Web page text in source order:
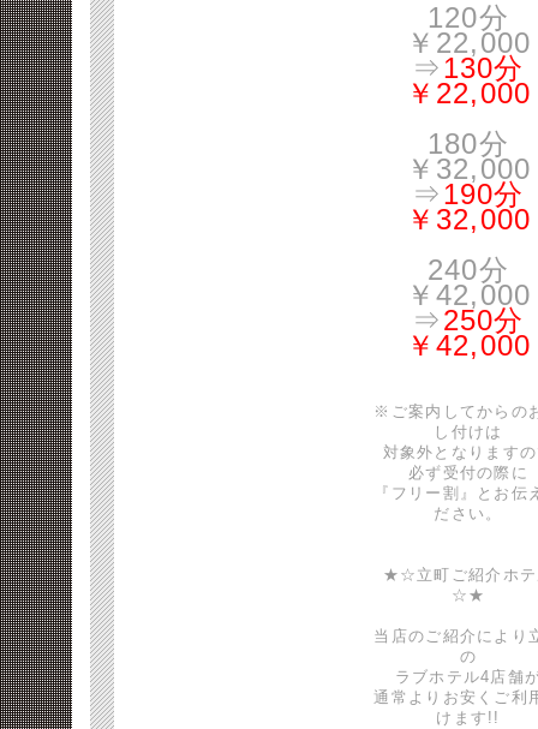
120分
￥22,000
⇒130分
￥22,000
180分
￥32,000
⇒190分
￥32,000
240分
￥42,000
⇒250分
￥42,000
※ご案内してからの
し付けは
対象外となります
必ず受付の際に
『フリー割』とお伝
ださい。
★☆立町ご紹介ホ
☆★
当店のご紹介により
の
ラブホテル4店舗
通常よりお安くご利
けます!!